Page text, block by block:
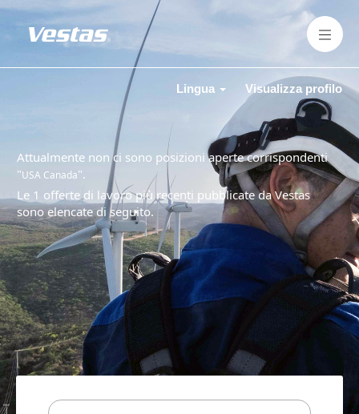
Lingua Visualizza profilo
Attualmente non ci sono posizioni aperte corrispondenti
"USA Canada".
Le 1 offerte di lavoro più recenti pubblicate da Vestas
sono elencate di seguito.